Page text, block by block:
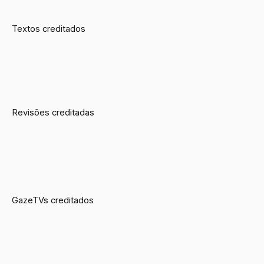
Textos creditados
Revisões creditadas
GazeTVs creditados